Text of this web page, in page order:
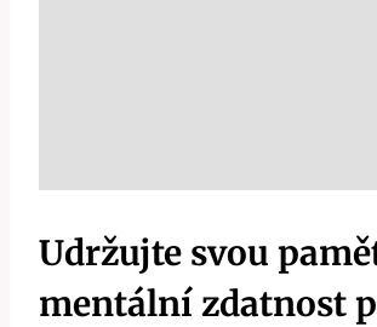
Udržujte svou
mentální zdatnost